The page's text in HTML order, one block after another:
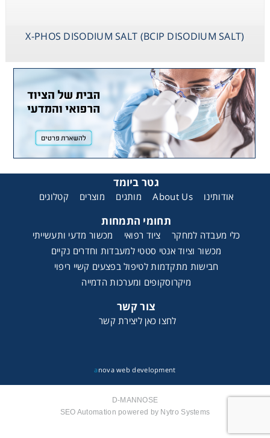
X-PHOS DISODIUM SALT (BCIP DISODIUM SALT)
גטר ביומד
אודותינו About Us מותגים מוצרים קטלוגים
תחומי התמחות
כלי מעבדה למחקר ציוד רפואי
מכשור מדעי ותעשייתי
מכשור וציוד אנטי סטטי למעבדות וחדרים נקיים
חבישות מתקדמות לטיפול בפצעים קשיי ריפוי
מיקרוסקופים ומערכות הדמייה
צור קשר
לחצו כאן ליצירת קשר
a nova web development
D-MANNOSE
SEO Automation powered by Nytro Systems